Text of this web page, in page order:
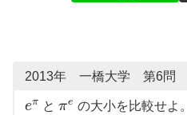
2013年 一橋大学 第6問
eπ と πe の大小を比較せよ。